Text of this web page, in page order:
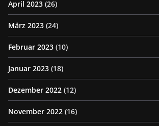
April 2023 (26)
März 2023 (24)
Februar 2023 (10)
Januar 2023 (18)
Dezember 2022 (12)
November 2022 (16)